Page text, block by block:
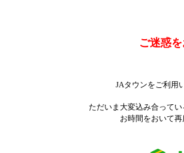
ご迷惑
JAタウンをご利用
ただいま大変込み合って
お時間をおいて